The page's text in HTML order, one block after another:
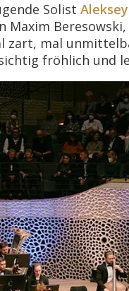
Solist
zart, mal
fröhlich und